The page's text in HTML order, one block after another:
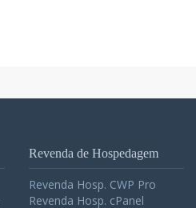
Revenda de Hospedagem
Revenda Hosp. CWP Pro
Revenda Hosp. cPanel